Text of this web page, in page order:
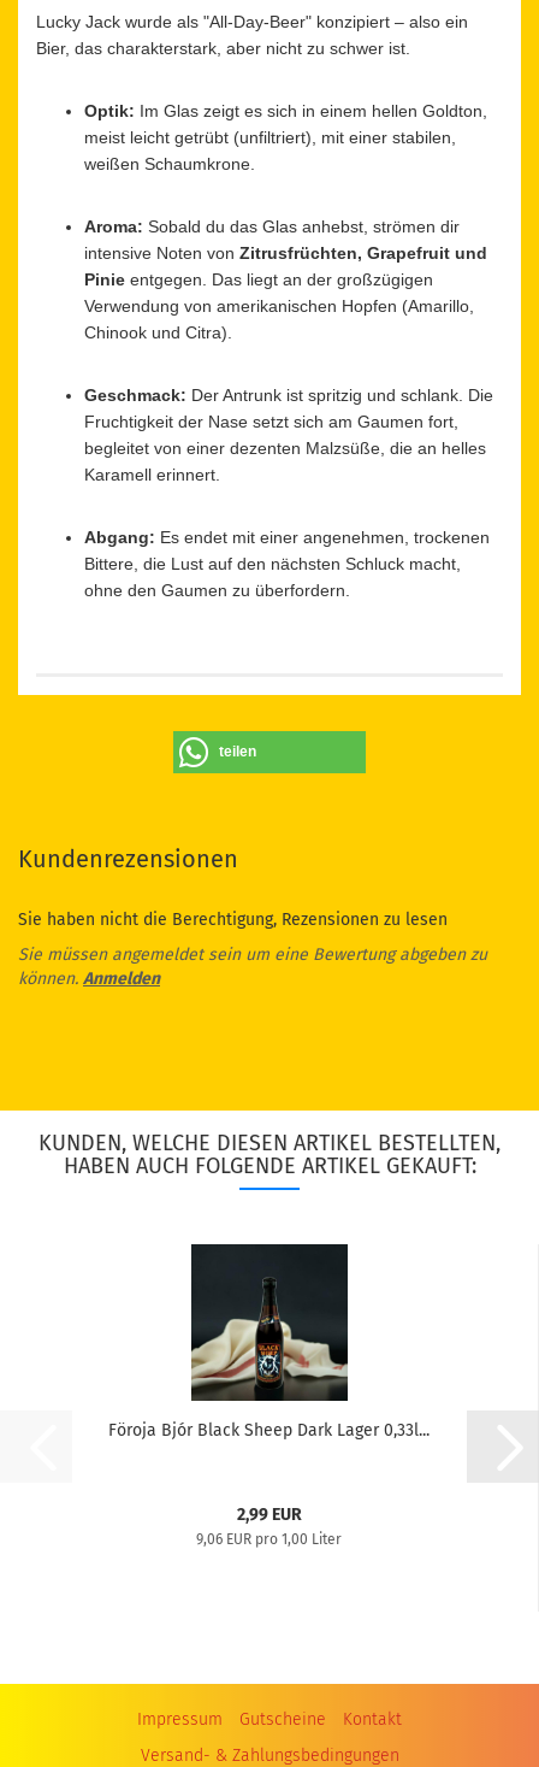
Lucky Jack wurde als "All-Day-Beer" konzipiert – also ein
Bier, das charakterstark, aber nicht zu schwer ist.
Optik: Im Glas zeigt es sich in einem hellen Goldton,
meist leicht getrübt (unfiltriert), mit einer stabilen,
weißen Schaumkrone.
Aroma: Sobald du das Glas anhebst, strömen dir
intensive Noten von Zitrusfrüchten, Grapefruit und
Pinie entgegen. Das liegt an der großzügigen
Verwendung von amerikanischen Hopfen (Amarillo,
Chinook und Citra).
Geschmack: Der Antrunk ist spritzig und schlank. Die
Fruchtigkeit der Nase setzt sich am Gaumen fort,
begleitet von einer dezenten Malzsüße, die an helles
Karamell erinnert.
Abgang: Es endet mit einer angenehmen, trockenen
Bittere, die Lust auf den nächsten Schluck macht,
ohne den Gaumen zu überfordern.
teilen
Kundenrezensionen
Sie haben nicht die Berechtigung, Rezensionen zu lesen
Sie müssen angemeldet sein um eine Bewertung abgeben zu
können. Anmelden
KUNDEN, WELCHE DIESEN ARTIKEL BESTELLTEN,
HABEN AUCH FOLGENDE ARTIKEL GEKAUFT:
Föroja Bjór Black Sheep Dark Lager 0,33l...
2,99 EUR
9,06 EUR pro 1,00 Liter
Impressum Gutscheine
Kontakt
Versand- & Zahlungsbedingungen